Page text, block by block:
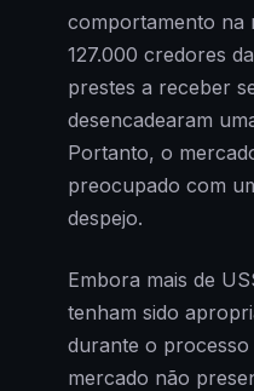
comportamento na
127.000 credores
prestes a receber
desencadearam
Portanto, o
preocupado com
despejo.
Embora mais de
tenham sido
durante o
mercado não